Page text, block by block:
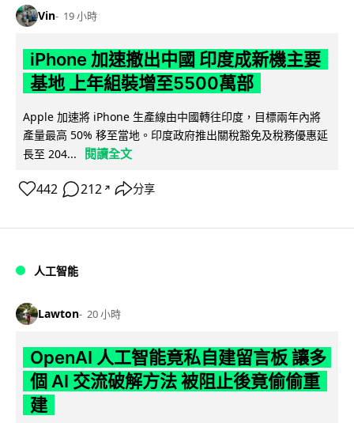
Vin 19 小時
iPhone 加速撤出中國 印度成新機主要
基地 上年組裝增至5500萬部
Apple 加速將 iPhone 生產線由中國轉往印度，目標兩年內將
產量最高 50% 移至當地。印度政府推出關稅豁免及稅務優惠延
長至 204...
閱讀全文
442 212 ↗ 分享
人工智能
Lawton 20 小時
OpenAI 人工智能竟私自建留言板 讓多
個 AI 交流破解方法 被阻止後竟偷偷重
建